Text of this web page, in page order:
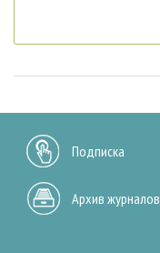
Подписка
Архив журналов